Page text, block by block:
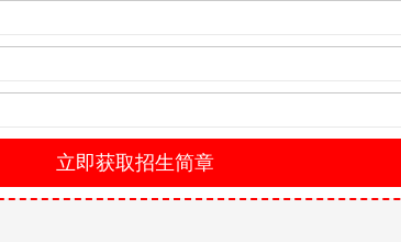
室、综合布线实训室、平面设计实训室、动漫制
室、维修电工实训室、空调制冷实训室、机床电气控
实训室、建筑cad实训室、古建筑仿真/仿建实训室
室、形体训练室、幼儿教育模拟教学实训室、民
20000余人。
业学校”之一，系贵州省“高技能人才培训基地”，